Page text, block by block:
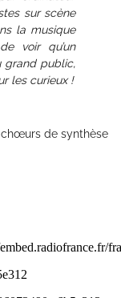
sur scène
la musique
voir qu’un
grand public,
les curieux !
chœurs de synthèse